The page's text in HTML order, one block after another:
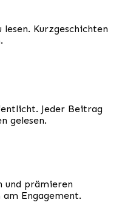
Kurzgeschichten
Jeder Beitrag
gelesen.
und prämieren
Engagement.